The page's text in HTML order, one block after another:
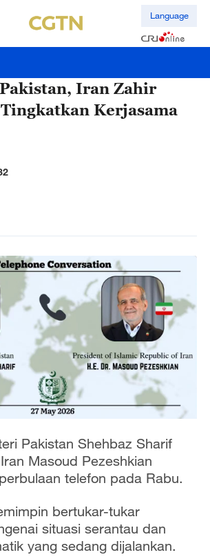
Language
Iran Zahir
Kerjasama
Pakistan Shehbaz Sharif
Masoud Pezeshkian
telefon pada Rabu.
bertukar-tukar
situasi serantau dan
yang sedang dijalankan.